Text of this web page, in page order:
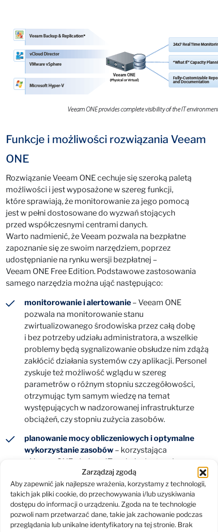
Zarządzaj zgodą
Aby zapewnić jak najlepsze wrażenia, korzystamy z technologii,
takich jak pliki cookie, do przechowywania i/lub uzyskiwania
dostępu do informacji o urządzeniu. Zgoda na te technologie
pozwoli nam przetwarzać dane, takie jak zachowanie podczas
przeglądania lub unikalne identyfikatory na tej stronie. Brak
Funkcje i możliwości rozwiązania Veeam
ONE
Rozwiązanie Veeam ONE cechuje się szeroką paletą
możliwości i jest wyposażone w szereg funkcji,
które sprawiają, że monitorowanie za jego pomocą
jest w pełni dostosowane do wyzwań stojących
przed współczesnymi centrami danych.
Warto nadmienić, że Veeam pozwala na bezpłatne
zapoznanie się ze swoim narzędziem, poprzez
udostępnianie na rynku wersji bezpłatnej –
Veeam ONE Free Edition. Podstawowe zastosowania
samego narzędzia można ująć następująco:
monitorowanie i alertowanie – Veeam ONE
pozwala na monitorowanie stanu
zwirtualizowanego środowiska przez całą dobę
i bez potrzeby udziału administratora, a wszelkie
problemy będą sygnalizowanie obsłudze nim zdążą
zakłócić działania systemów czy aplikacji. Personel
zyskuje też możliwość wglądu w szereg
parametrów o różnym stopniu szczegółowości,
otrzymując tym samym wiedzę na temat
występujących w nadzorowanej infrastrukturze
obciążeń, czy stopniu zużycia zasobów.
planowanie mocy obliczeniowych i optymalne
wykorzystanie zasobów – korzystająca
z Veeam ONE obsługa IT zyskuje dostęp do szeregu
narzędzi o charakterze analitycznym,
umożliwiających jej dokładne planowanie mocy
obliczeniowych. Automatyzacja czynności zwiększa
bezpieczeństwo prac związanych ze zmianami
czy rozbudową systemu. Z kolei poprawę